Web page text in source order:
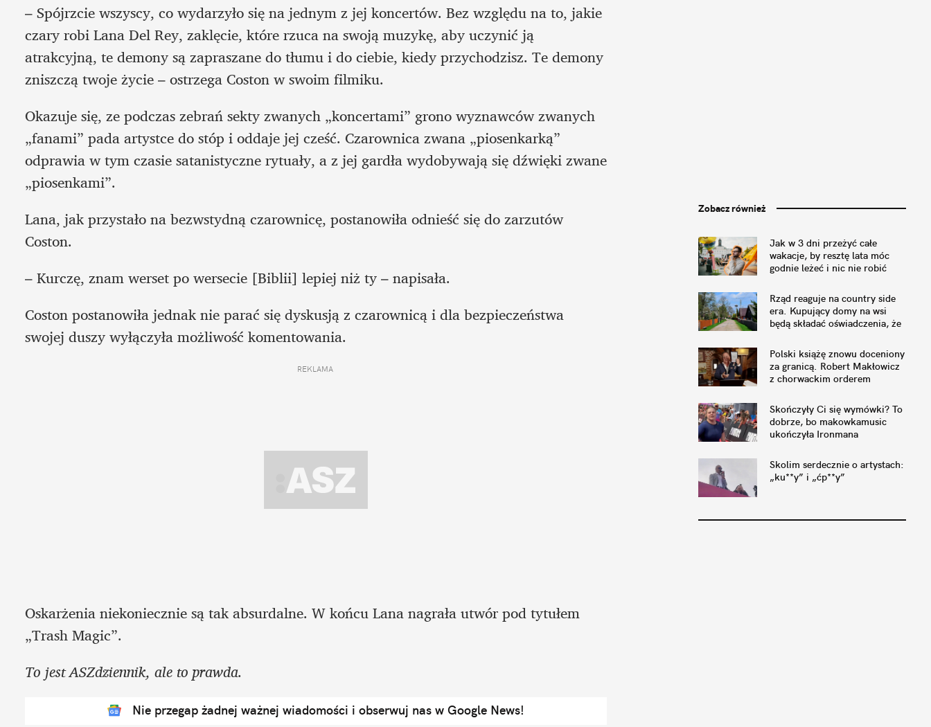
– Spójrzcie wszyscy, co wydarzyło się na jednym z jej koncertów. Bez względu na to, jakie
czary robi Lana Del Rey, zaklęcie, które rzuca na swoją muzykę, aby uczynić ją
atrakcyjną, te demony są zapraszane do tłumu i do ciebie, kiedy przychodzisz. Te demony
zniszczą twoje życie – ostrzega Coston w swoim filmiku.
Okazuje się, ze podczas zebrań sekty zwanych „koncertami” grono wyznawców zwanych
„fanami” pada artystce do stóp i oddaje jej cześć. Czarownica zwana „piosenkarką”
odprawia w tym czasie satanistyczne rytuały, a z jej gardła wydobywają się dźwięki zwane
„piosenkami”.
Lana, jak przystało na bezwstydną czarownicę, postanowiła odnieść się do zarzutów
Coston.
– Kurczę, znam werset po wersecie [Biblii] lepiej niż ty – napisała.
Coston postanowiła jednak nie parać się dyskusją z czarownicą i dla bezpieczeństwa
swojej duszy wyłączyła możliwość komentowania.
REKLAMA
Oskarżenia niekoniecznie są tak absurdalne. W końcu Lana nagrała utwór pod tytułem
„Trash Magic”.
To jest ASZdziennik, ale to prawda.
Nie przegap żadnej ważnej wiadomości i obserwuj nas w Google News!
Zobacz również
Jak w 3 dni przeżyć całe
wakacje, by resztę lata móc
godnie leżeć i nic nie robić
Rząd reaguje na country side
era. Kupujący domy na wsi
będą składać oświadczenia, że
koguta
Polski książę znowu doceniony
za granicą. Robert Makłowicz
z chorwackim orderem
Skończyły Ci się wymówki? To
dobrze, bo makowkamusic
ukończyła Ironmana
Skolim serdecznie o artystach:
„ku**y” i „ćp**y”